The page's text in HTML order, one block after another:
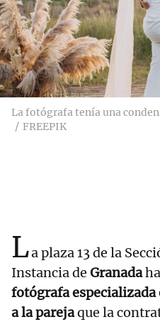
La fotógrafa tenía una
FREEPIK
La plaza 13 de la
Instancia de Granadaha
fotógrafa
a la parejaque la